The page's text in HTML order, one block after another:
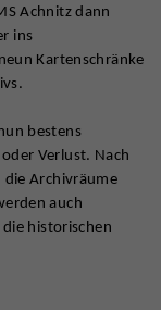
Achnitz dann
ins
Kartenschränke
bestens
Verlust. Nach
die Archivräume
auch
historischen